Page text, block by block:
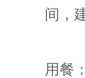
间，
用餐